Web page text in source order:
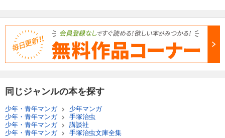
同じジャンルの本を探す
少年・青年マンガ> 少年マンガ
少年・青年マンガ> 手塚治虫
少年・青年マンガ> 講談社
少年・青年マンガ> 手塚治虫文庫全集